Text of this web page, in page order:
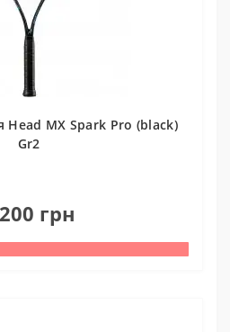
Head MX Spark Pro (black)
Gr2
грн